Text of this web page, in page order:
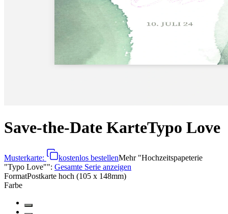
Save-the-Date KarteTypo Love
Musterkarte: kostenlos bestellenMehr"Hochzeitspapeterie
"Typo Love"": Gesamte Serie anzeigen
FormatPostkarte hoch (105 x 148mm)
Farbe